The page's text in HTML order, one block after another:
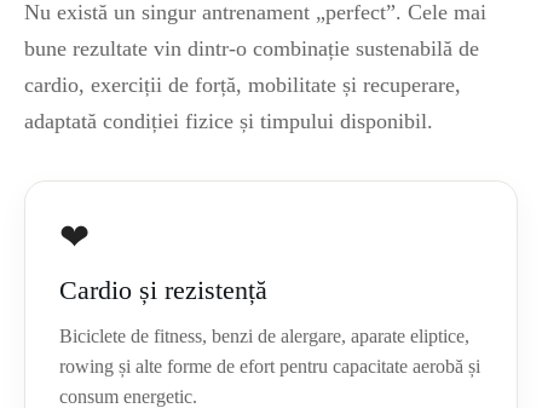
Nu există un singur antrenament „perfect”. Cele mai
bune rezultate vin dintr-o combinație sustenabilă de
cardio, exerciții de forță, mobilitate și recuperare,
adaptată condiției fizice și timpului disponibil.
❤
Cardio și rezistență
Biciclete de fitness, benzi de alergare, aparate eliptice,
rowing și alte forme de efort pentru capacitate aerobă și
consum energetic.